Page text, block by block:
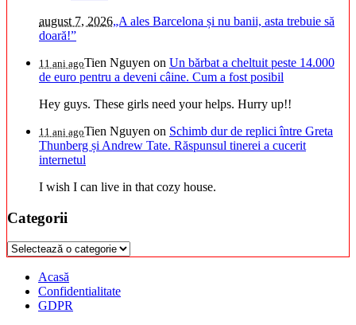
august 7, 2026„A ales Barcelona și nu banii, asta trebuie să
doară!”
11 ani agoTien Nguyen on Un bărbat a cheltuit peste 14.000
de euro pentru a deveni câine. Cum a fost posibil
Hey guys. These girls need your helps. Hurry up!!
11 ani agoTien Nguyen on Schimb dur de replici între Greta
Thunberg și Andrew Tate. Răspunsul tinerei a cucerit
internetul
I wish I can live in that cozy house.
Categorii
Categorii
Acasă
Confidentialitate
GDPR